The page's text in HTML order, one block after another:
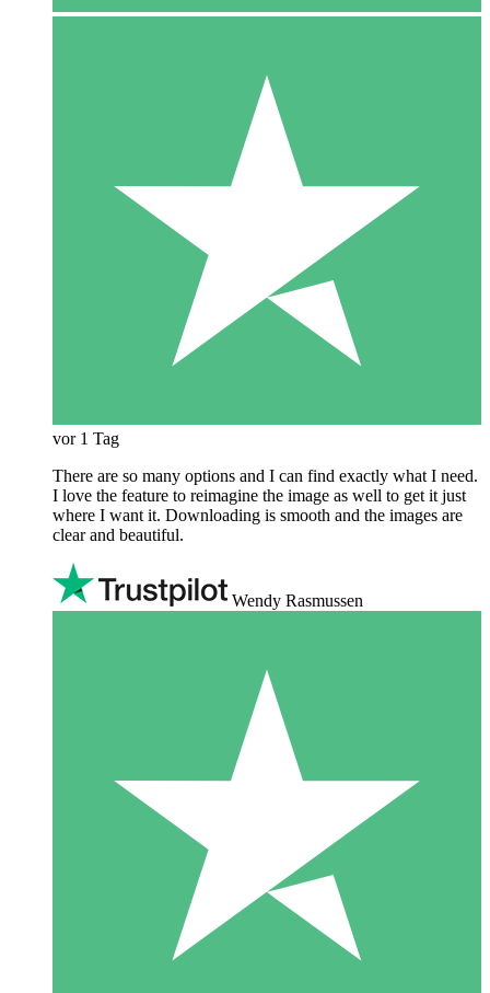
vor 1 Tag
There are so many options and I can find exactly what I need.
I love the feature to reimagine the image as well to get it just
where I want it. Downloading is smooth and the images are
clear and beautiful.
Wendy Rasmussen